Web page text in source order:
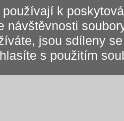
k
návštěvnosti
jsou sdíleny
s použitím